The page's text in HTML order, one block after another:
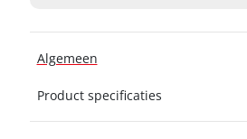
Algemeen
Product specificaties